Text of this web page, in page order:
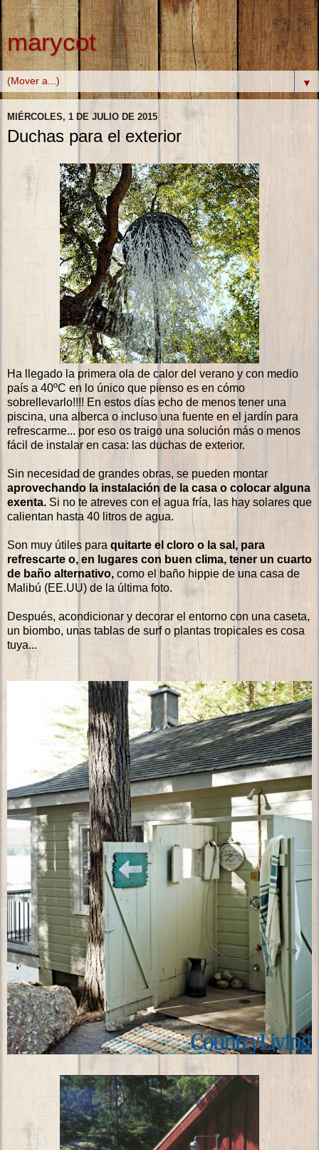
marycot
▼
MIÉRCOLES, 1 DE JULIO DE 2015
Duchas para el exterior
Ha llegado la primera ola de calor del verano y con medio
país a 40ºC en lo único que pienso es en cómo
sobrellevarlo!!!! En estos días echo de menos tener una
piscina, una alberca o incluso una fuente en el jardín para
refrescarme... por eso os traigo una solución más o menos
fácil de instalar en casa: las duchas de exterior.
Sin necesidad de grandes obras, se pueden montar
aprovechando la instalación de la casa o colocar alguna
exenta. Si no te atreves con el agua fría, las hay solares que
calientan hasta 40 litros de agua.
Son muy útiles para quitarte el cloro o la sal, para
refrescarte o, en lugares con buen clima, tener un cuarto
de baño alternativo, como el baño hippie de una casa de
Malibú (EE.UU) de la última foto.
Después, acondicionar y decorar el entorno con una caseta,
un biombo, unas tablas de surf o plantas tropicales es cosa
tuya...